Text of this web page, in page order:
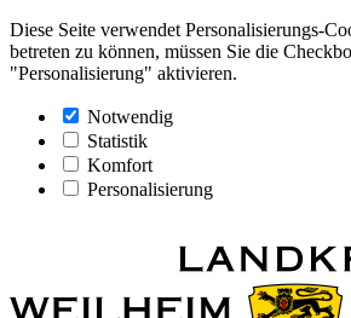
Diese Seite verwendet Personalisierungs-
betreten zu können, müssen Sie die
"Personalisierung" aktivieren.
Notwendig
Statistik
Komfort
Personalisierung